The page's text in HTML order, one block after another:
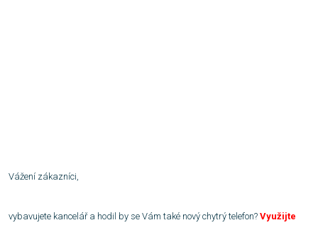
Vážení zákazníci,
vybavujete kancelář a hodil by se Vám také nový chytrý telefon? Využijte